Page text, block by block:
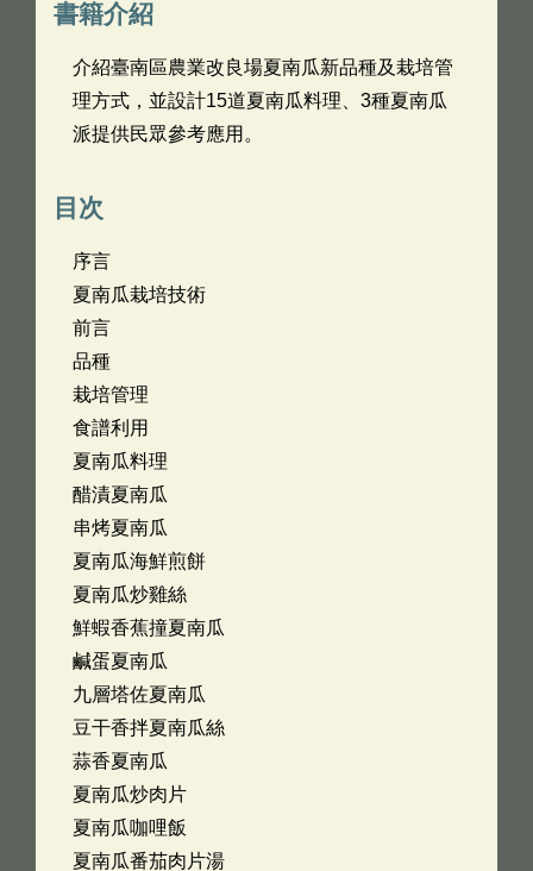
書籍介紹
介紹臺南區農業改良場夏南瓜新品種及栽培管
理方式，並設計15道夏南瓜料理、3種夏南瓜
派提供民眾參考應用。
目次
序言
夏南瓜栽培技術
前言
品種
栽培管理
食譜利用
夏南瓜料理
醋漬夏南瓜
串烤夏南瓜
夏南瓜海鮮煎餅
夏南瓜炒雞絲
鮮蝦香蕉撞夏南瓜
鹹蛋夏南瓜
九層塔佐夏南瓜
豆干香拌夏南瓜絲
蒜香夏南瓜
夏南瓜炒肉片
夏南瓜咖哩飯
夏南瓜番茄肉片湯